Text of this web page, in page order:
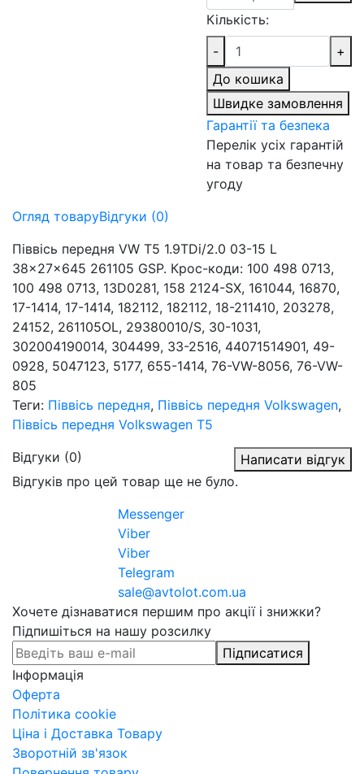
Кількість:
-
+
До кошика
Швидке замовлення
Гарантії та безпека
Перелік усіх гарантій
на товар та безпечну
угоду
Огляд товаруВідгуки (0)
Піввісь передня VW T5 1.9TDi/2.0 03-15 L
38x27x645 261105 GSP. Крос-коди: 100 498 0713,
100 498 0713, 13D0281, 158 2124-SX, 161044, 16870,
17-1414, 17-1414, 182112, 182112, 18-211410, 203278,
24152, 261105OL, 29380010/S, 30-1031,
302004190014, 304499, 33-2516, 44071514901, 49-
0928, 5047123, 5177, 655-1414, 76-VW-8056, 76-VW-
805
Теги: Піввісь передня, Піввісь передня Volkswagen,
Піввісь передня Volkswagen T5
Відгуки (0)
Написати відгук
Відгуків про цей товар ще не було.
Messenger
Viber
Viber
Telegram
sale@avtolot.com.ua
Хочете дізнаватися першим про акції і знижки?
Підпишіться на нашу розсилку
Підписатися
Інформація
Оферта
Політика cookie
Ціна і Доставка Товару
Зворотній зв'язок